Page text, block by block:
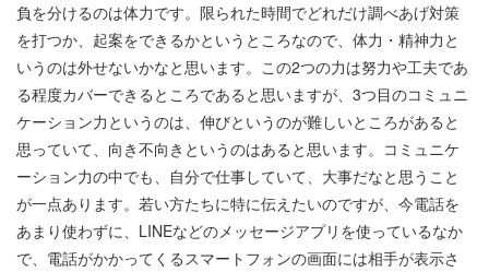
負を分けるのは体力です。限られた時間でどれだけ調べあげ対策
を打つか、起案をできるかというところなので、体力・精神力と
いうのは外せないかなと思います。この2つの力は努力や工夫であ
る程度カバーできるところであると思いますが、 3つ目のコミュニ
ケーション力というのは、伸びというのが難しいところがあると
思っていて、向き不向きというのはあると思います。コミュニケ
ーション力の中でも、自分で仕事していて、大事だなと思うこと
が一点あります。若い方たちに特に伝えたいのですが、今電話を
あまり使わずに、 LINEなどのメッセージアプリを使っているなか
で、電話がかかってくるスマートフォンの画面には相手が表示さ